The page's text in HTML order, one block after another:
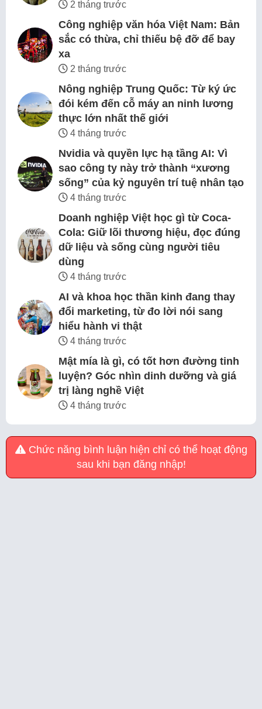
2 tháng trước
Công nghiệp văn hóa Việt Nam: Bản
sắc có thừa, chỉ thiếu bệ đỡ để bay
xa
2 tháng trước
Nông nghiệp Trung Quốc: Từ ký ức
đói kém đến cỗ máy an ninh lương
thực lớn nhất thế giới
4 tháng trước
Nvidia và quyền lực hạ tầng AI: Vì
sao công ty này trở thành “xương
sống” của kỷ nguyên trí tuệ nhân tạo
4 tháng trước
Doanh nghiệp Việt học gì từ Coca-
Cola: Giữ lõi thương hiệu, đọc đúng
dữ liệu và sống cùng người tiêu
dùng
4 tháng trước
AI và khoa học thần kinh đang thay
đổi marketing, từ đo lời nói sang
hiểu hành vi thật
4 tháng trước
Mật mía là gì, có tốt hơn đường tinh
luyện? Góc nhìn dinh dưỡng và giá
trị làng nghề Việt
4 tháng trước
Chức năng bình luận hiện chỉ có thể hoạt động
sau khi bạn đăng nhập!